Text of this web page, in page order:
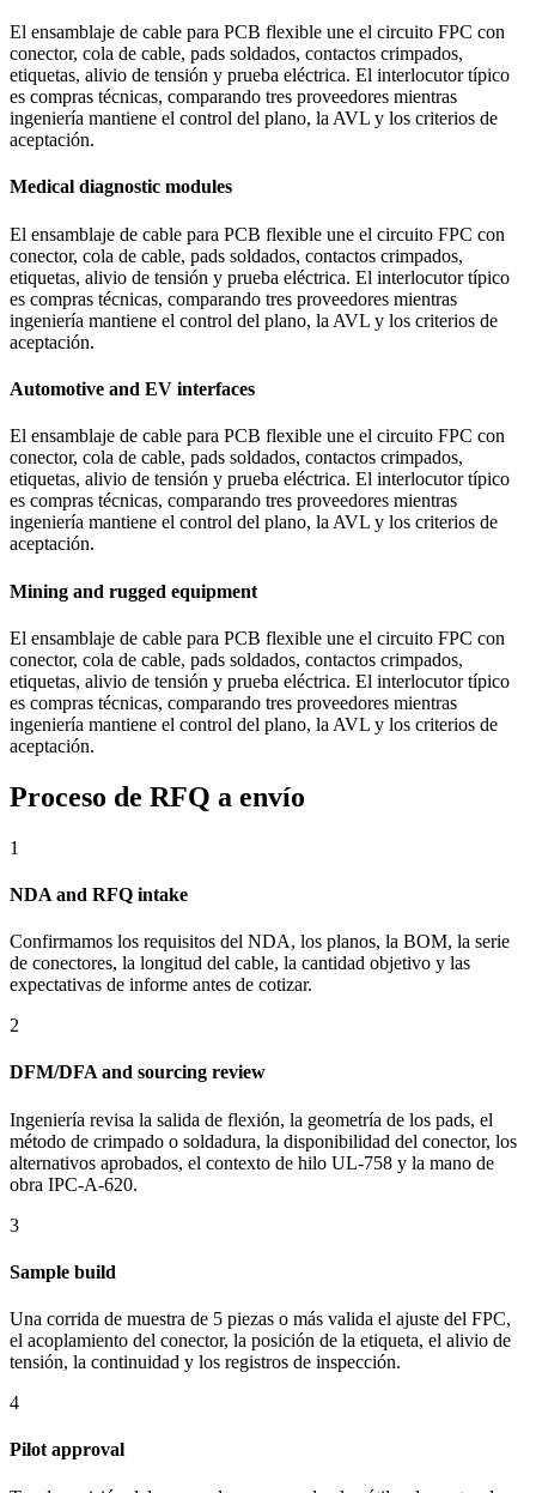
El ensamblaje de cable para PCB flexible une el circuito FPC con
conector, cola de cable, pads soldados, contactos crimpados,
etiquetas, alivio de tensión y prueba eléctrica. El interlocutor típico
es compras técnicas, comparando tres proveedores mientras
ingeniería mantiene el control del plano, la AVL y los criterios de
aceptación.
Medical diagnostic modules
El ensamblaje de cable para PCB flexible une el circuito FPC con
conector, cola de cable, pads soldados, contactos crimpados,
etiquetas, alivio de tensión y prueba eléctrica. El interlocutor típico
es compras técnicas, comparando tres proveedores mientras
ingeniería mantiene el control del plano, la AVL y los criterios de
aceptación.
Automotive and EV interfaces
El ensamblaje de cable para PCB flexible une el circuito FPC con
conector, cola de cable, pads soldados, contactos crimpados,
etiquetas, alivio de tensión y prueba eléctrica. El interlocutor típico
es compras técnicas, comparando tres proveedores mientras
ingeniería mantiene el control del plano, la AVL y los criterios de
aceptación.
Mining and rugged equipment
El ensamblaje de cable para PCB flexible une el circuito FPC con
conector, cola de cable, pads soldados, contactos crimpados,
etiquetas, alivio de tensión y prueba eléctrica. El interlocutor típico
es compras técnicas, comparando tres proveedores mientras
ingeniería mantiene el control del plano, la AVL y los criterios de
aceptación.
Proceso de RFQ a envío
1
NDA and RFQ intake
Confirmamos los requisitos del NDA, los planos, la BOM, la serie
de conectores, la longitud del cable, la cantidad objetivo y las
expectativas de informe antes de cotizar.
2
DFM/DFA and sourcing review
Ingeniería revisa la salida de flexión, la geometría de los pads, el
método de crimpado o soldadura, la disponibilidad del conector, los
alternativos aprobados, el contexto de hilo UL-758 y la mano de
obra IPC-A-620.
3
Sample build
Una corrida de muestra de 5 piezas o más valida el ajuste del FPC,
el acoplamiento del conector, la posición de la etiqueta, el alivio de
tensión, la continuidad y los registros de inspección.
4
Pilot approval